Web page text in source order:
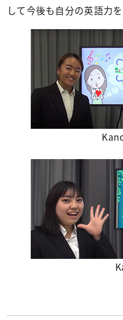
して今後も自分の英語力